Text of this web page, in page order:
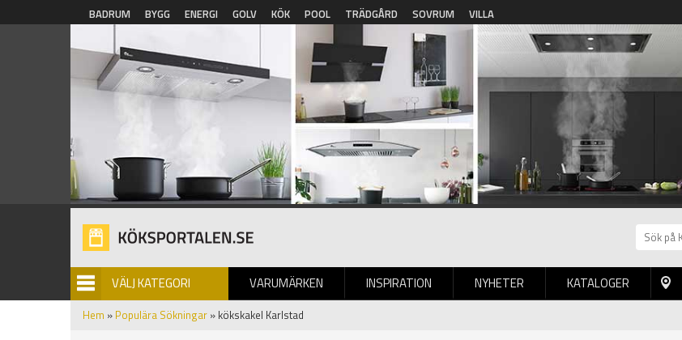
Hoppa till huvudinnehåll
BADRUM BYGG ENERGI GOLV KÖK POOL TRÄDGÅRD SOVRUM VILLA
VÄLJ KATEGORI VARUMÄRKEN INSPIRATION NYHETER
BILDGALLERI KATALOGER
Hem » Populära Sökningar » kökskakel Karlstad